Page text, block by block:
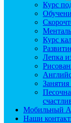
Курс
Курс
Лепка
Мобильный
Наши